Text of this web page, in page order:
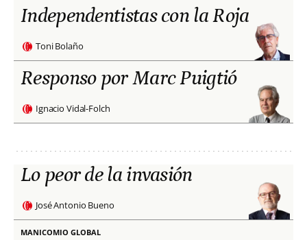
Independentistas con la Roja
Toni Bolaño
Responso por Marc Puigtió
Ignacio Vidal-Folch
Lo peor de la invasión
José Antonio Bueno
MANICOMIO GLOBAL